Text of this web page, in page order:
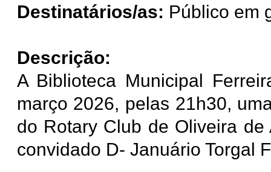
Destinatários/as: Público em
Descrição:
A Biblioteca Municipal
março 2026, pelas 21h30,
do Rotary Club de Oliveira
convidado D- Januário Torgal